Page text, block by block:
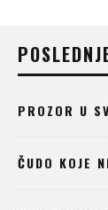
PROZOR U
ČUDO KOJE